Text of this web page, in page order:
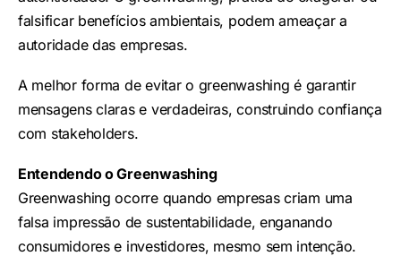
falsificar benefícios ambientais, podem ameaçar a
autoridade das empresas.
A melhor forma de evitar o greenwashing é garantir
mensagens claras e verdadeiras, construindo confiança
com stakeholders.
Entendendo o Greenwashing
Greenwashing ocorre quando empresas criam uma
falsa impressão de sustentabilidade, enganando
consumidores e investidores, mesmo sem intenção.